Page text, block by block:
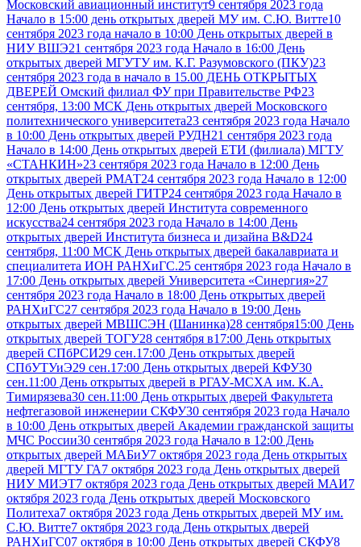
Московский авиационный институт9 сентября 2023 года
Начало в 15:00 день открытых дверей МУ им. С.Ю. Витте10
сентября 2023 года начало в 10:00 День открытых дверей в
НИУ ВШЭ21 сентября 2023 года Начало в 16:00 День
открытых дверей МГУТУ им. К.Г. Разумовского (ПКУ)23
сентября 2023 года в начало в 15.00 ДЕНЬ ОТКРЫТЫХ
ДВЕРЕЙ Омский филиал ФУ при Правительстве РФ23
сентября, 13:00 МСК День открытых дверей Московского
политехнического университета23 сентября 2023 года Начало
в 10:00 День открытых дверей РУДН21 сентября 2023 года
Начало в 14:00 День открытых дверей ЕТИ (филиала) МГТУ
«СТАНКИН»23 сентября 2023 года Начало в 12:00 День
открытых дверей РМАТ24 сентября 2023 года Начало в 12:00
День открытых дверей ГИТР24 сентября 2023 года Начало в
12:00 День открытых дверей Института современного
искусства24 сентября 2023 года Начало в 14:00 День
открытых дверей Института бизнеса и дизайна B&D24
сентября, 11:00 МСК День открытых дверей бакалавриата и
специалитета ИОН РАНХиГС.25 сентября 2023 года Начало в
17:00 День открытых дверей Университета «Синергия»27
сентября 2023 года Начало в 18:00 День открытых дверей
РАНХиГС27 сентября 2023 года Начало в 19:00 День
открытых дверей МВШСЭН (Шанинка)28 сентября15:00 День
открытых дверей ТОГУ28 сентября в17:00 День открытых
дверей СПбРСИ29 сен.17:00 День открытых дверей
СПбУТУиЭ29 сен.17:00 День открытых дверей КФУ30
сен.11:00 День открытых дверей в РГАУ-МСХА им. К.А.
Тимирязева30 сен.11:00 День открытых дверей Факультета
нефтегазовой инженерии СКФУ30 сентября 2023 года Начало
в 10:00 День открытых дверей Академии гражданской защиты
МЧС России30 сентября 2023 года Начало в 12:00 День
открытых дверей МАБиУ7 октября 2023 года День открытых
дверей МГТУ ГА7 октября 2023 года День открытых дверей
НИУ МИЭТ7 октября 2023 года День открытых дверей МАИ7
октября 2023 года День открытых дверей Московского
Политеха7 октября 2023 года День открытых дверей МУ им.
С.Ю. Витте7 октября 2023 года День открытых дверей
РАНХиГС07 октября в 10:00 День открытых дверей СКФУ8